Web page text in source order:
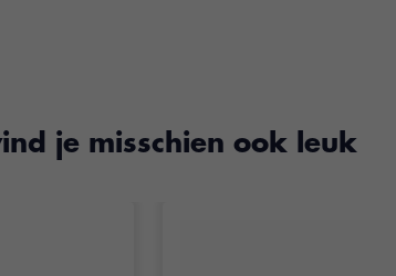
je misschien ook leuk